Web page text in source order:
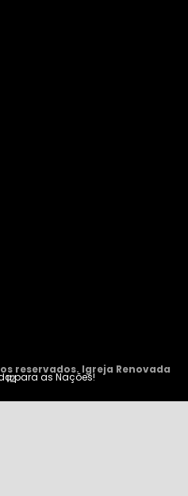
reservados. Igreja Renovada
12para as Nações!